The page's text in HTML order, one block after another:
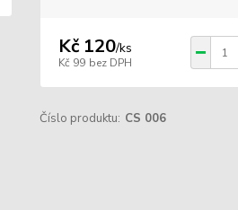
Kč 120/ks
Kč 99 bez DPH
Číslo produktu: CS 006